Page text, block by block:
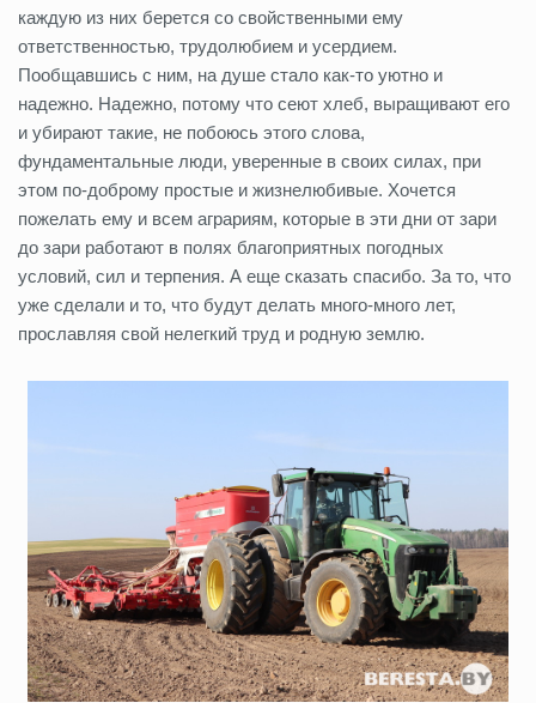
каждую из них берется со свойственными ему
ответственностью, трудолюбием и усердием.
Пообщавшись с ним, на душе стало как-то уютно и
надежно. Надежно, потому что сеют хлеб, выращивают его
и убирают такие, не побоюсь этого слова,
фундаментальные люди, уверенные в своих силах, при
этом по-доброму простые и жизнелюбивые. Хочется
пожелать ему и всем аграриям, которые в эти дни от зари
до зари работают в полях благоприятных погодных
условий, сил и терпения. А еще сказать спасибо. За то, что
уже сделали и то, что будут делать много-много лет,
прославляя свой нелегкий труд и родную землю.